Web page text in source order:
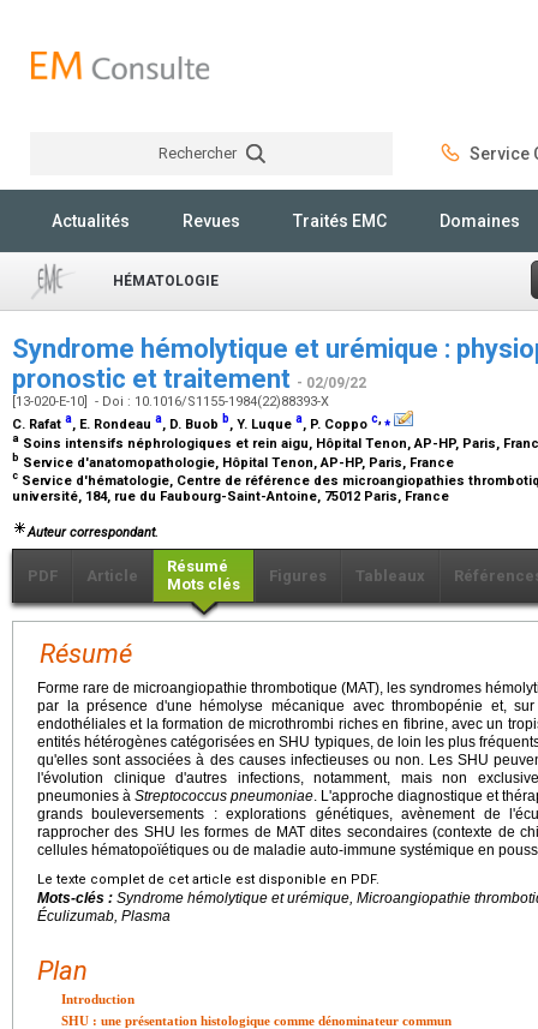
Rechercher Service
Actualités Revues Traités EMC Domaines
HÉMATOLOGIE
Syndrome hémolytique et urémique :
pronostic et traitement - 02/09/22
[13-020-E-10] - Doi : 10.1016/S1155-1984(22)88393-X
C. Rafat a, E. Rondeau a, D. Buob b, Y. Luque a, P. Coppo c,⁎
a Soins intensifs néphrologiques et rein aigu, Hôpital Tenon, AP-HP, Paris,
b Service d'anatomopathologie, Hôpital Tenon, AP-HP, Paris, France
c Service d'hématologie, Centre de référence des microangiopathies
université, 184, rue du Faubourg-Saint-Antoine, 75012 Paris, France
Auteur correspondant.
PDF Article
Résumé
Mots clés
Figures Tableaux
Résumé
Forme rare de microangiopathie thrombotique (MAT), les syndromes
par la présence d'une hémolyse mécanique avec thrombopénie et,
endothéliales et la formation de microthrombi riches en fibrine, avec un
entités hétérogènes catégorisées en SHU typiques, de loin les plus
qu'elles sont associées à des causes infectieuses ou non. Les SHU
l'évolution clinique d'autres infections, notamment, mais non
pneumonies à Streptococcus pneumoniae . L'approche diagnostique et
grands bouleversements : explorations génétiques, avènement de
rapprocher des SHU les formes de MAT dites secondaires (contexte de
cellules hématopoïétiques ou de maladie auto-immune systémique en
Le texte complet de cet article est disponible en PDF.
Mots-clés : Syndrome hémolytique et urémique, Microangiopathie
Éculizumab, Plasma
Plan
Introduction
SHU : une présentation histologique comme dénominateur commun